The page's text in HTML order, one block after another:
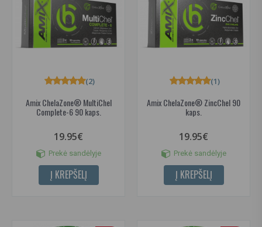
Amix ChelaZone® MultiChel
Complete-6 90 kaps.
(2)
19.95€
Prekė sandėlyje
Į KREPŠELĮ
Amix ChelaZone® ZincChel 90
kaps.
(1)
19.95€
Prekė sandėlyje
Į KREPŠELĮ